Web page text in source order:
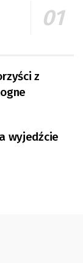
z
wyjedźcie